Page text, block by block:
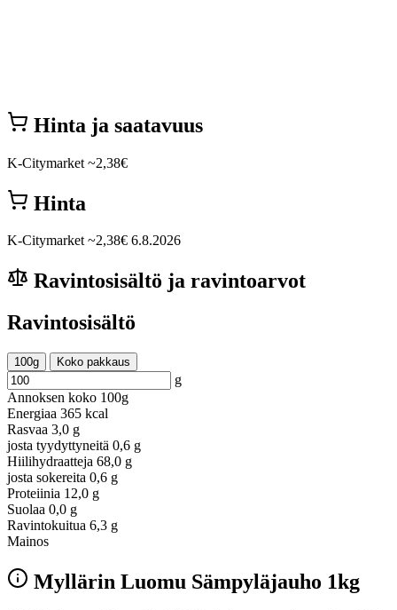
Hinta ja saatavuus
K-Citymarket ~2,38€
Hinta
K-Citymarket ~2,38€ 6.8.2026
Ravintosisältö ja ravintoarvot
Ravintosisältö
100g Koko pakkaus
g
Annoksen koko 100g
Energiaa 365 kcal
Rasvaa 3,0 g
josta tyydyttyneitä 0,6 g
Hiilihydraatteja 68,0 g
josta sokereita 0,6 g
Proteiinia 12,0 g
Suolaa 0,0 g
Ravintokuitua 6,3 g
Mainos
Myllärin Luomu Sämpyläjauho 1kg